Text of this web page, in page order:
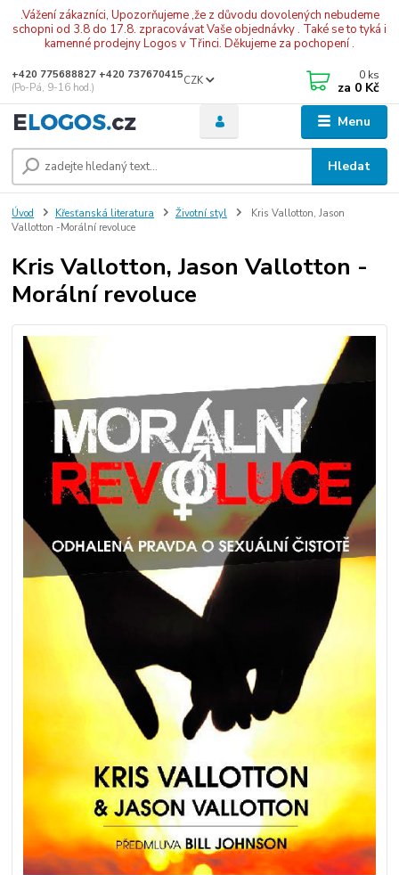
.Vážení zákazníci, Upozorňujeme ,že z důvodu dovolených nebudeme
schopni od 3.8 do 17.8. zpracovávat Vaše objednávky . Také se to tyká i
kamenné prodejny Logos v Třinci. Děkujeme za pochopení .
Menu
CZK
Hledat
+420 775688827 +420 737670415
(Po-Pá, 9-16 hod.)
0 ks
za 0 Kč
Úvod Křesťanská literatura Životní styl
Kris Vallotton, Jason
Vallotton -Morální revoluce
Kris Vallotton, Jason Vallotton -
Morální revoluce